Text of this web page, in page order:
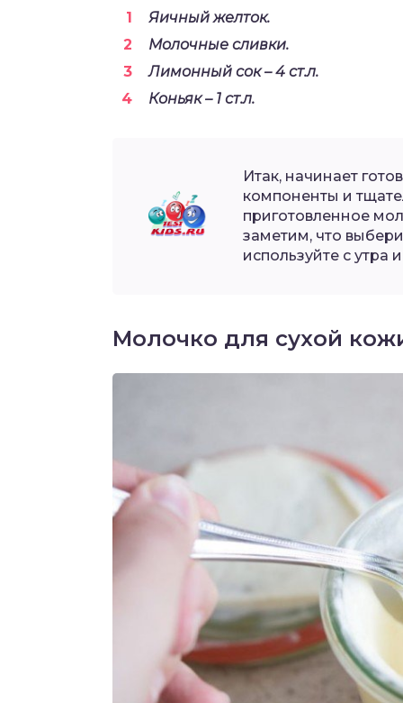
Яичный желток.
Молочные сливки.
Лимонный сок – 4 ст.л.
Коньяк – 1 ст.л.
Итак, начинает
компоненты и
приготовленное
заметим, что
используйте с утра
Молочко для сухой